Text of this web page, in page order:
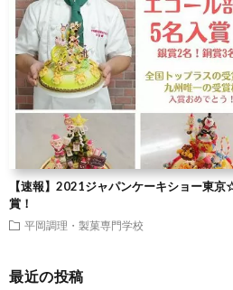
【速報】2021ジャパンケーキショー東
賞！
平岡調理・製菓専門学校
最近の投稿